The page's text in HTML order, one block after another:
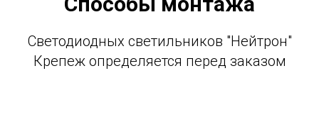
Светодиодных светильников "Нейтрон"
Крепеж определяется перед заказом